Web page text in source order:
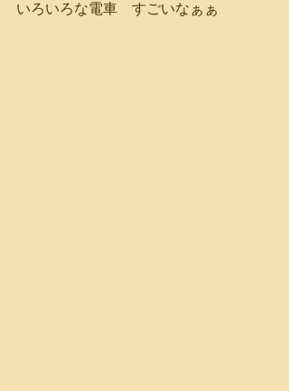
いろいろな電車　すごいなぁぁ